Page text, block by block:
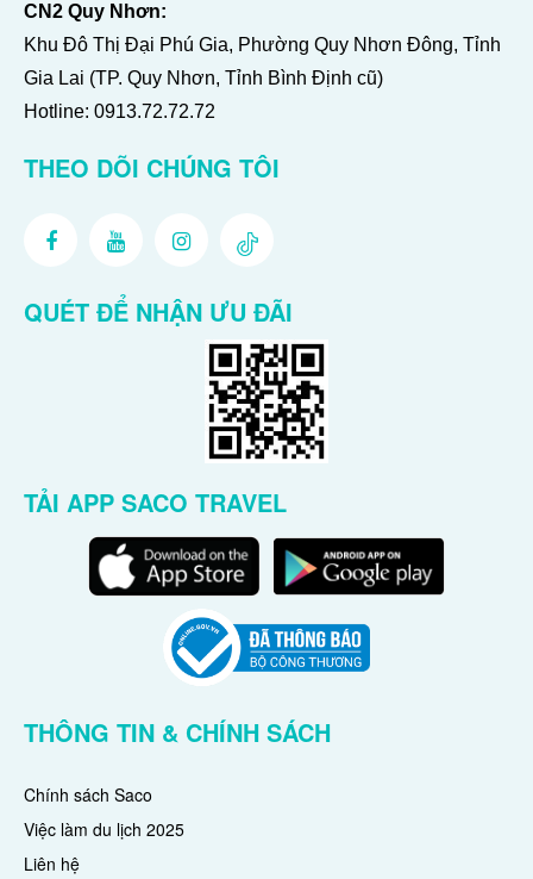
CN2 Quy Nhơn:
Khu Đô Thị Đại Phú Gia, Phường Quy Nhơn Đông, Tỉnh
Gia Lai (TP. Quy Nhơn, Tỉnh Bình Định cũ)
Hotline: 0913.72.72.72
THEO DÕI CHÚNG TÔI
QUÉT ĐỂ NHẬN ƯU ĐÃI
TẢI APP SACO TRAVEL
THÔNG TIN & CHÍNH SÁCH
Chính sách Saco
Việc làm du lịch 2025
Liên hệ